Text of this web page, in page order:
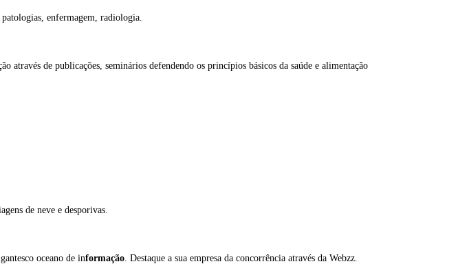
enfermagem, radiologia.
através de publicações, seminários defendendo os princípios básicos da saúde e alimentação
de neve e desporivas.
oceano de informação. Destaque a sua empresa da concorrência através da Webzz.